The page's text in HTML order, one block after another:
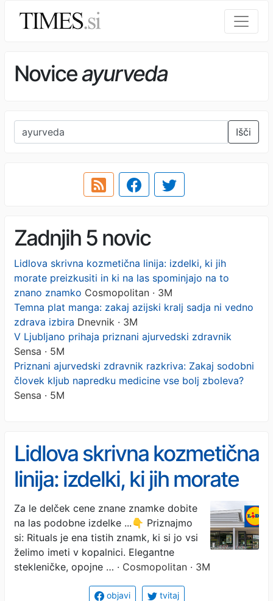
Noviceayurveda
Išči
Zadnjih 5 novic
Lidlova skrivna kozmetična linija: izdelki, ki jih
morate preizkusiti in ki na las spominjajo na to
znano znamko Cosmopolitan · 3M
Temna plat manga: zakaj azijski kralj sadja ni vedno
zdrava izbira Dnevnik · 3M
V Ljubljano prihaja priznani ajurvedski zdravnik
Sensa · 5M
Priznani ajurvedski zdravnik razkriva: Zakaj sodobni
človek kljub napredku medicine vse bolj zboleva?
Sensa · 5M
Lidlova skrivna kozmetična
linija: izdelki, ki jih morate
preizkusiti in ki na las
spominjajo na to znano
znamko
Za le delček cene znane znamke dobite
na las podobne izdelke ...👇 Priznajmo
si: Rituals je ena tistih znamk, ki si jo vsi
želimo imeti v kopalnici. Elegantne
stekleničke, opojne … · Cosmopolitan · 3M
objavi tvitaj